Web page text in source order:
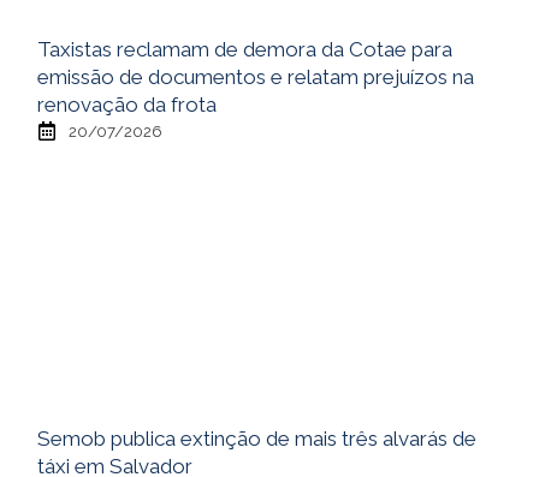
Taxistas reclamam de demora da Cotae para
emissão de documentos e relatam prejuízos na
renovação da frota
20/07/2026
Semob publica extinção de mais três alvarás de
táxi em Salvador